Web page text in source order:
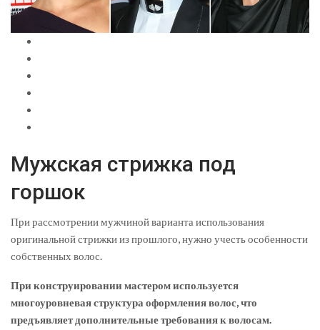
Мужская стрижка под
горшок
При рассмотрении мужчиной варианта использования
оригинальной стрижки из прошлого, нужно учесть особенности
собственных волос.
При конструировании мастером используется
многоуровневая структура оформления волос, что
предъявляет дополнительные требования к волосам.